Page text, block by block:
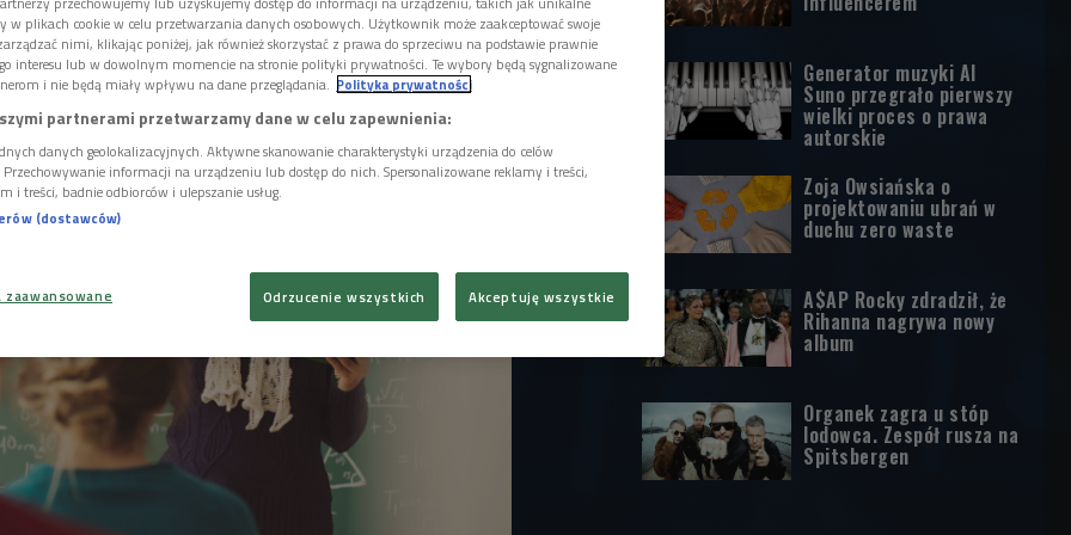
są struny głosowe i jak o nie
Generator muzyki AI
Suno przegrało pierwszy
wielki proces o prawa
autorskie
Zoja Owsiańska o
projektowaniu ubrań w
duchu zero waste
A$AP Rocky zdradził, że
Rihanna nagrywa nowy
album
Organek zagra u stóp
lodowca. Zespół rusza na
Spitsbergen
w plikach cookie w celu przetwarzania danych osobowych. Użytkownik może zaakceptować swoje
nimi, klikając poniżej, jak również skorzystać z prawa do sprzeciwu na podstawie prawnie
interesu lub w dowolnym momencie na stronie polityki prywatności. Te wybory będą sygnalizowane
i nie będą miały wpływu na dane przeglądania. Polityka prywatności
partnerami przetwarzamy dane w celu zapewnienia:
danych geolokalizacyjnych. Aktywne skanowanie charakterystyki urządzenia do celów
informacji na urządzeniu lub dostęp do nich. Spersonalizowane reklamy i treści,
i treści, badnie odbiorców i ulepszanie usług.
(dostawców)
Odrzucenie wszystkich Akceptuję wszystkie